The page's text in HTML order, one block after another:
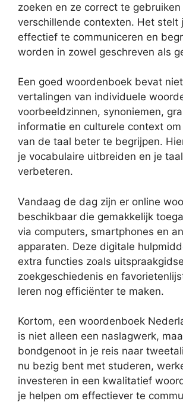
zoeken en ze correct te gebruiken
verschillende contexten. Het stelt
effectief te communiceren en
worden in zowel geschreven als
Een goed woordenboek bevat
vertalingen van individuele
voorbeeldzinnen, synoniemen,
informatie en culturele context
van de taal beter te begrijpen.
je vocabulaire uitbreiden en je
verbeteren.
Vandaag de dag zijn er online
beschikbaar die gemakkelijk
via computers, smartphones en
apparaten. Deze digitale
extra functies zoals
zoekgeschiedenis en
leren nog efficiënter te maken.
Kortom, een woordenboek
is niet alleen een naslagwerk,
bondgenoot in je reis naar
nu bezig bent met studeren,
investeren in een kwalitatief
je helpen om effectiever te